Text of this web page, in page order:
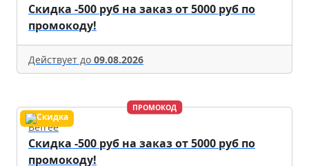
Скидка -500 руб на заказ от 5000 руб по
промокоду!
Действует до 09.08.2026
ПРОМОКОД
Befree
Скидка -500 руб на заказ от 5000 руб по
промокоду!